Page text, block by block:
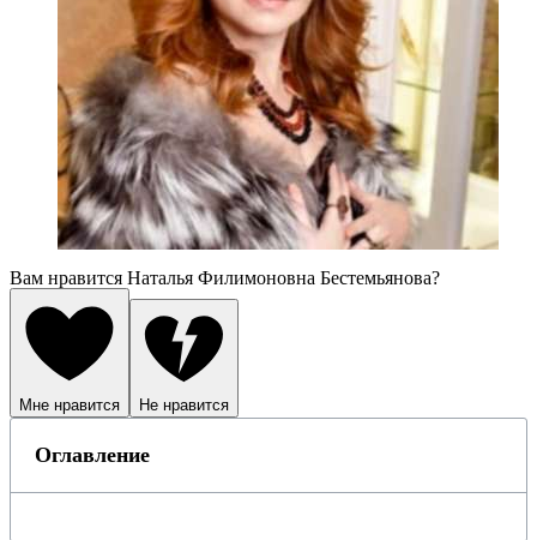
Вам нравится Наталья Филимоновна Бестемьянова?
Мне нравится Не нравится
Оглавление